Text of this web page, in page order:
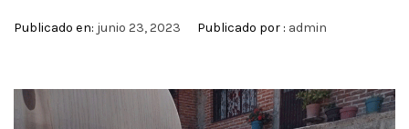
Publicado en: junio 23, 2023 Publicado por : admin